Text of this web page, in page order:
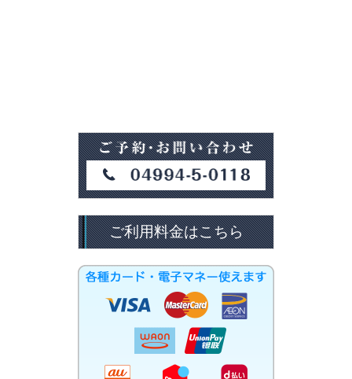
ご利用料金はこちら